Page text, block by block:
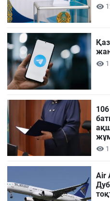
1
1
Air